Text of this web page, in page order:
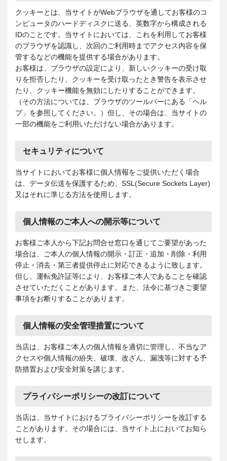
クッキーとは、当サイトがWebブラウザを通してお客様のコ
ンピュータのハードディスクに送る、英数字から構成される
IDのことです。当サイトにおいては、これを利用してお客様
のブラウザを認識し、次回のご利用時までアクセス内容を保
管するなどの機能を提供する場合があります。
お客様は、ブラウザの設定により、新しいクッキーの受け取
りを拒否したり、クッキーを受け取ったとき警告を表示させ
たり、クッキー機能を無効にしたりすることができます。
（その方法については、ブラウザのツールバーにある「ヘル
プ」を参照してください。）但し、その場合は、当サイトの
一部の機能をご利用いただけない場合があります。
セキュリティについて
当サイトにおいてお客様に個人情報をご提供いただく場合
は、データ伝送を保護するため、SSL(Secure Sockets Layer)
又はそれに準じる方法を使用します。
個人情報のご本人への開示等について
お客様ご本人から下記お問合せ窓口を通じてご要望があった
場合は、ご本人の個人情報の開示・訂正・追加・削除・利用
停止・消去・第三者提供停止に対応できるように致します。
但し、運転免許証等により、お客様ご本人であることを確認
させていただくことがあります。また、法令に基づきご要望
事項をお断りすることがあります。
個人情報の安全管理措置について
当店は、お客様ご本人の個人情報を適切に管理し、不当なア
クセスや個人情報の紛失、破壊、改ざん、漏洩等に対する予
防措置および安全対策を講じます。
プライバシーポリシーの改訂について
当店は、当サイトにおけるプライバシーポリシーを改訂する
ことがあります。その場合には、当サイト上においてお知ら
せします。